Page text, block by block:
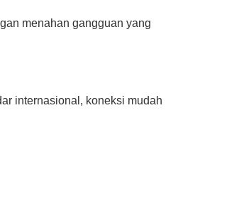
menahan gangguan yang
internasional, koneksi mudah